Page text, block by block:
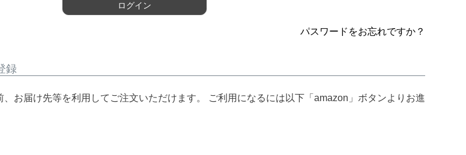
ログイン
パスワードをお忘れですか？
録
お届け先等を利用してご注文いただけます。 ご利用になるには以下「amazon」ボタンよりお進